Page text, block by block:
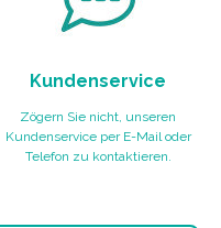
Kundenservice
Zögern Sie nicht, unseren
Kundenservice per E-Mail oder
Telefon zu kontaktieren.